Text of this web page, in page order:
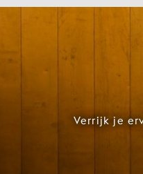
Verrijk je